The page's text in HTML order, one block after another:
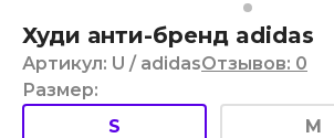
Худи анти-бренд adidas
Артикул: U / adidasОтзывов: 0
Размер:
S
M